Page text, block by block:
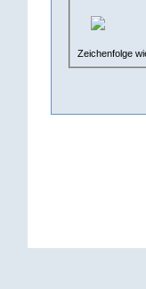
Zeichenfolge